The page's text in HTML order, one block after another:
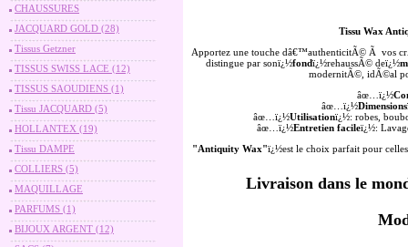
CHAUSSURES
JACQUARD GOLD (28)
Tissus Getzner
TISSUS SWISS LACE (12)
TISSUS SAOUDIENS (1)
Tissu JACQUARD (5)
HOLLANTEX (19)
Tissu DAMPE
COLLIERS (5)
MAQUILLAGE
PARFUMS (1)
BIJOUX ARGENT (12)
Tissu Wax
Apportez une touche dâ€™authenticitÃ© Ã vos
distingue par sonï¿½fondï¿½rehaussÃ© deï¿½
modernitÃ©, idÃ©al
âœ…ï¿½
âœ…ï¿½Dimensions
âœ…ï¿½Utilisationï¿½: robes,
âœ…ï¿½Entretien facileï¿½:
"Antiquity Wax"ï¿½est le choix parfait pour
Livraison dans le